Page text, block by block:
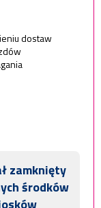
dostaw
zamknięty
środków